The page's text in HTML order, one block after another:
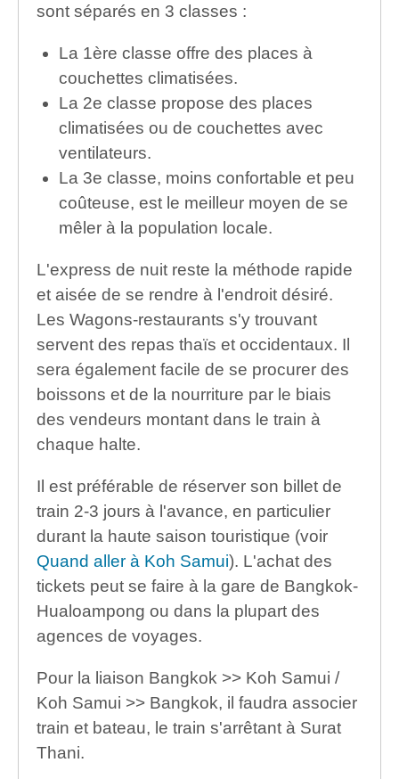
sont séparés en 3 classes :
La 1ère classe offre des places à
couchettes climatisées.
La 2e classe propose des places
climatisées ou de couchettes avec
ventilateurs.
La 3e classe, moins confortable et peu
coûteuse, est le meilleur moyen de se
mêler à la population locale.
L'express de nuit reste la méthode rapide
et aisée de se rendre à l'endroit désiré.
Les Wagons-restaurants s'y trouvant
servent des repas thaïs et occidentaux. Il
sera également facile de se procurer des
boissons et de la nourriture par le biais
des vendeurs montant dans le train à
chaque halte.
Il est préférable de réserver son billet de
train 2-3 jours à l'avance, en particulier
durant la haute saison touristique (voir
Quand aller à Koh Samui). L'achat des
tickets peut se faire à la gare de Bangkok-
Hualoampong ou dans la plupart des
agences de voyages.
Pour la liaison Bangkok >> Koh Samui /
Koh Samui >> Bangkok, il faudra associer
train et bateau, le train s'arrêtant à Surat
Thani.